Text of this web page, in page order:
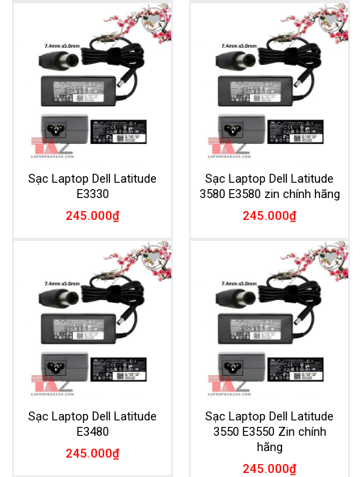
Add to
Wishlist
Sạc Laptop Dell Latitude
E3330
245.000₫
Add to
Wishlist
Sạc Laptop Dell Latitude
3580 E3580 zin chính hãng
245.000₫
Add to
Wishlist
Sạc Laptop Dell Latitude
E3480
245.000₫
Add to
Wishlist
Sạc Laptop Dell Latitude
3550 E3550 Zin chính
hãng
245.000₫